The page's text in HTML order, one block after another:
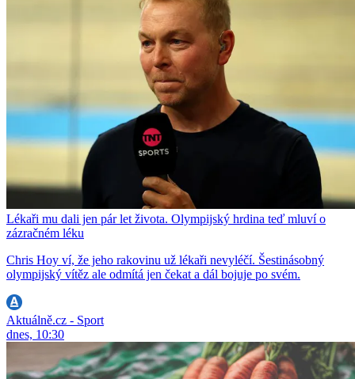
Lékaři mu dali jen pár let života. Olympijský hrdina teď mluví o
zázračném léku
Chris Hoy ví, že jeho rakovinu už lékaři nevyléčí. Šestinásobný
olympijský vítěz ale odmítá jen čekat a dál bojuje po svém.
Aktuálně.cz - Sport
dnes, 10:30